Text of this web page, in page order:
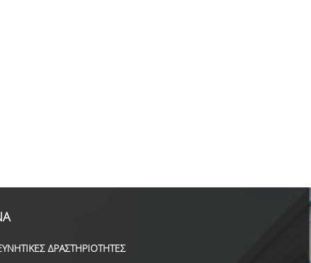
ΔΡΑΣΤΗΡΙΟΤΗΤΕΣ